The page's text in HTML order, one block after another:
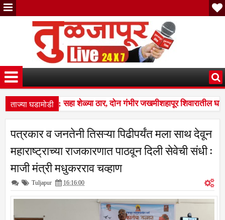
ताज्या घडामोडी
तुटून पडला; सहा शेळ्या ठार, दोन गंभीर जखमीशहापूर शिवारातील
१७ लाखांचा गंडा; तुळजापूर तालुक्यातील दाम्पत्याची आर्थिक फसवणूक;
तुटून पडला; सहा शेळ्या ठार, दोन गंभीर जखमीशहापूर शिवारातील
पत्रकार व जनतेनी तिसऱ्या पिढीपर्यंत मला साथ देवून
महाराष्ट्राच्या राजकारणात पाठवून दिली सेवेची संधी :
माजी मंत्री मधुकरराव चव्हाण
Tuljapur 16:16:00